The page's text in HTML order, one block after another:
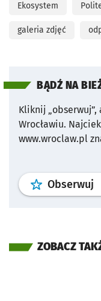
Ekosystem
galeria zdjęć
BĄDŹ NA
Kliknij
Wrocławiu.
www.wroclaw.pl
Obserwuj
ZOBACZ